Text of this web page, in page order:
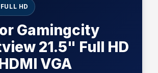
HD
Gamingcity
21.5" Full HD
VGA